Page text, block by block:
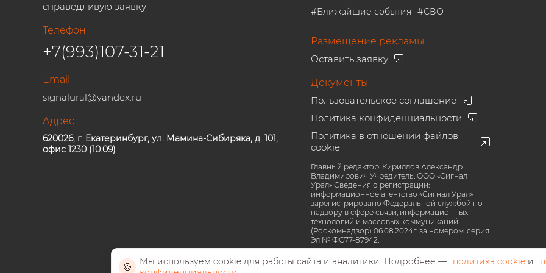
справедливую заявку
Телефон
+7(993)107-31-21
Email
signalural@yandex.ru
Адрес
620026, г. Екатеринбург, ул. Мамина-Сибиряка, д. 101,
офис 1230 (10.09)
#Ближайшие события #СВО
Размещение рекламы
Оставить заявку
Документы
Пользовательское соглашение
Политика конфиденциальности
Политика в отношении файлов
cookie
Главный редактор: Кириллов Александр
Владимирович Учредитель: ООО «Сигнал
Урал» Сведения о регистрации:
информационное агентство «Сигнал Урал»
зарегистрировано Федеральной службой по
надзору в сфере связи, информационных
технологий и массовых коммуникаций
(Роскомнадзор) 06.08.2024г. за номером: серия
Эл № ФС77-87942.
🍪 Мы используем cookie для работы сайта и аналитики. Подробнее — политика cookie и